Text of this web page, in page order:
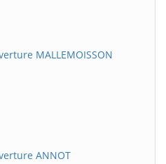
MALLEMOISSON
ANNOT